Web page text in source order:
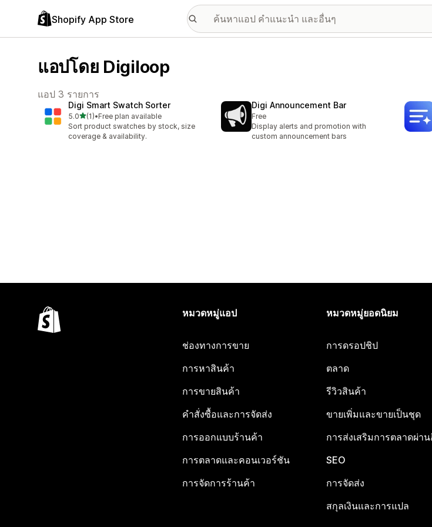
Shopify App Store
แอปโดย Digiloop
แอป 3 รายการ
Digi Smart Swatch Sorter
5.0เต็ม 5 ดาว
(1)
ทั้งหมด 1 รีวิว
•Free plan available
Sort product swatches by stock, size
coverage & availability.
Digi Announcement Bar
Free
Display alerts and promotion with
custom announcement bars
หมวดหมู่แอป
ช่องทางการขาย
การหาสินค้า
การขายสินค้า
คำสั่งซื้อและการจัดส่ง
การออกแบบร้านค้า
การตลาดและคอนเวอร์ชัน
การจัดการร้านค้า
หมวดหมู่ยอดนิยม
การดรอปชิป
ตลาด
รีวิวสินค้า
ขายเพิ่มและขายเป็นชุด
การส่งเสริมการตลาดผ่าน
SEO
การจัดส่ง
สกุลเงินและการแปล